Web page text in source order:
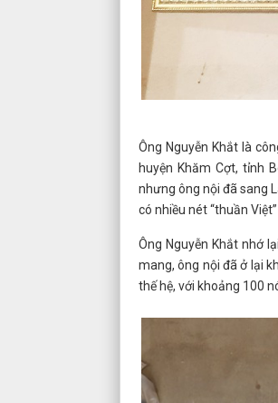
Ông Nguyễn Khắt là
huyện Khăm Cợt, tỉnh
nhưng ông nội đã sang
có nhiều nét “thuần Việt”
Ông Nguyễn Khắt nhớ
mang, ông nội đã ở lại
thế hệ, với khoảng 100